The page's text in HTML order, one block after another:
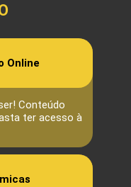
Online
Conteúdo
ter acesso à